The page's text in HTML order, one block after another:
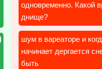
одновременно. Какой
днище?
шум в вареаторе и
начинает дергается
быть